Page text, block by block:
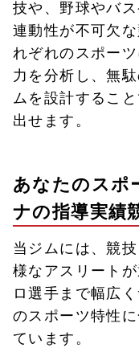
技や、野球やバ
連動性が不可欠
れぞれのスポー
力を分析し、無
ムを設計するこ
出せます。
あなたのスポ
ナの指導実績
当ジムには、競
様なアスリート
ロ選手まで幅広
のスポーツ特性
ています。